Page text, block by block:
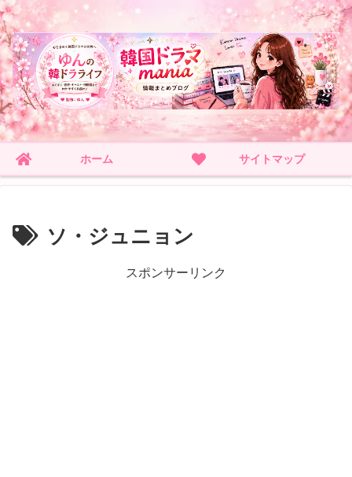
ホーム サイトマップ
ソ・ジュニョン
スポンサーリンク